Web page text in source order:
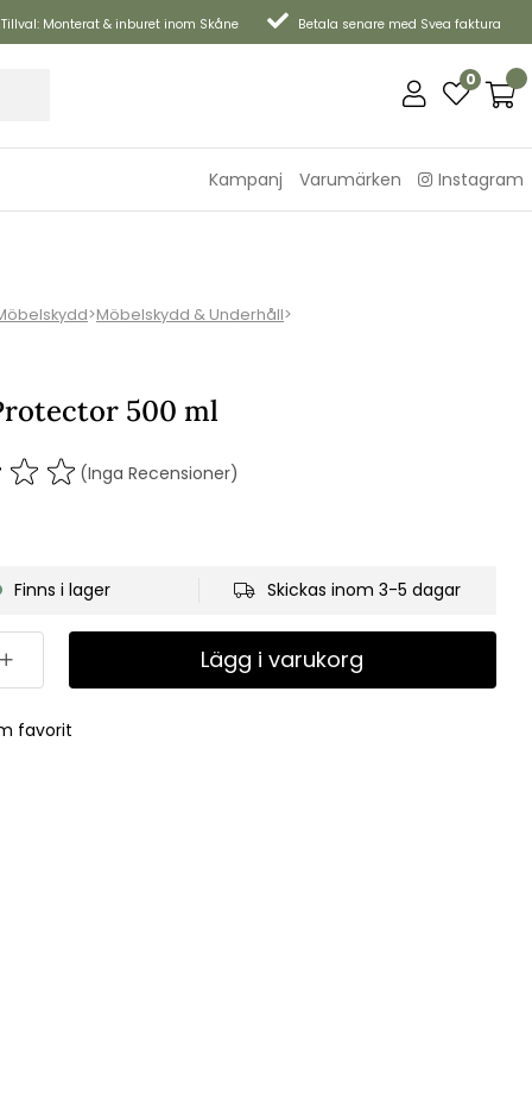
Tillval: Monterat & inburet inom Skåne Betala senare med Svea faktura
0
Kampanj Varumärken Instagram
>Möbelskydd & Underhåll>
500 ml
(Inga Recensioner)
Finns i lager Skickas inom 3-5 dagar
Lägg i varukorg
favorit